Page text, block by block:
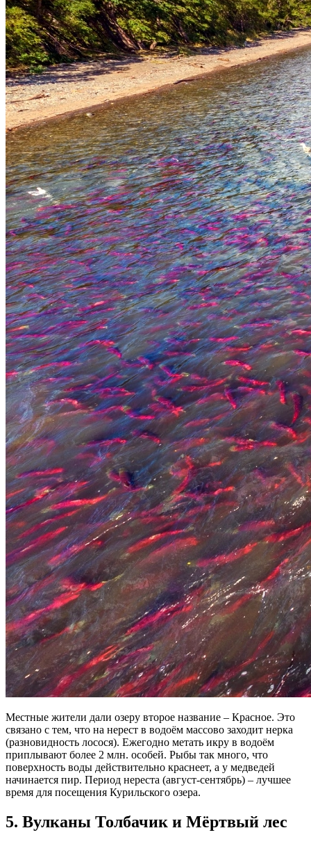
Местные жители дали озеру второе название – Красное. Это
связано с тем, что на нерест в водоём массово заходит нерка
(разновидность лосося). Ежегодно метать икру в водоём
приплывают более 2 млн. особей. Рыбы так много, что
поверхность воды действительно краснеет, а у медведей
начинается пир. Период нереста (август-сентябрь) – лучшее
время для посещения Курильского озера.
5. Вулканы Толбачик и Мёртвый лес